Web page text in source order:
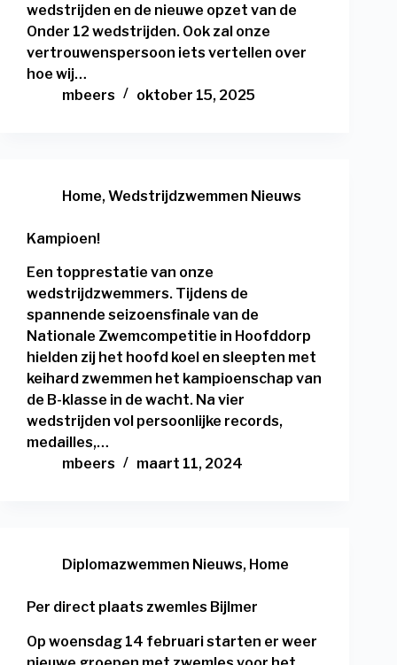
wedstrijden en de nieuwe opzet van de
Onder 12 wedstrijden. Ook zal onze
vertrouwenspersoon iets vertellen over
hoe wij…
mbeers
oktober 15, 2025
Home,Wedstrijdzwemmen Nieuws
Kampioen!
Een topprestatie van onze
wedstrijdzwemmers. Tijdens de
spannende seizoensfinale van de
Nationale Zwemcompetitie in Hoofddorp
hielden zij het hoofd koel en sleepten met
keihard zwemmen het kampioenschap van
de B-klasse in de wacht. Na vier
wedstrijden vol persoonlijke records,
medailles,…
mbeers
maart 11, 2024
Diplomazwemmen Nieuws, Home
Per direct plaats zwemles Bijlmer
Op woensdag 14 februari starten er weer